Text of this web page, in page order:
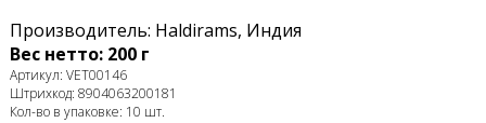
Производитель: Haldirams, Индия
Вес нетто: 200 г
Артикул: VET00146
Штрихкод: 8904063200181
Кол-во в упаковке: 10 шт.